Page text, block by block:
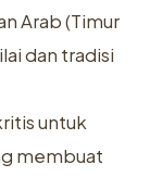
Arab (Timur
dan tradisi
untuk
membuat